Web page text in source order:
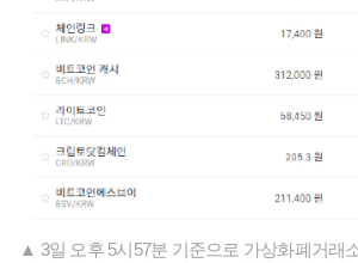
▲ 3일 오후 5시57분 기준으로 가상화폐거래